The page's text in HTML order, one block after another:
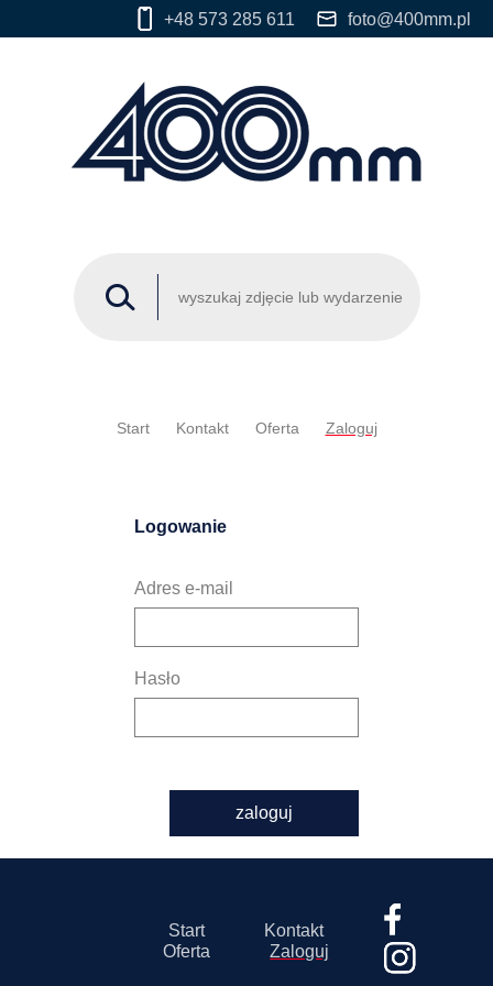
+48 573 285 611 foto@400mm.pl
Start Kontakt Oferta Zaloguj
Logowanie
Adres e-mail
Hasło
zaloguj
Start
Kontakt
Oferta
Zaloguj